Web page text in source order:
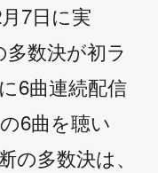
7日に実
数決が初ラ
6曲連続配信
6曲を聴い
多数決は、